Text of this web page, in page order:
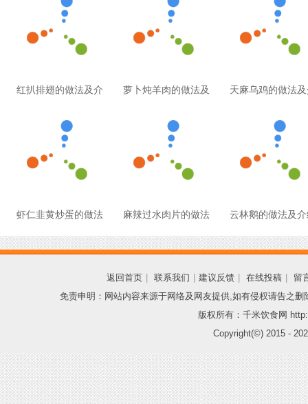
红扒排翅的做法及介 萝卜炖羊肉的做法及 天麻乌鸡的做法
虾仁韭黄炒蛋的做法 麻辣过水肉片的做法 云林鹅的做法及
返回首页 联系我们 建议反馈 在线投稿
留
免责申明：网站内容来源于网络及网友提供,如有侵权请告之
版权所有：千米饮食网
Copyright(©) 2015 -